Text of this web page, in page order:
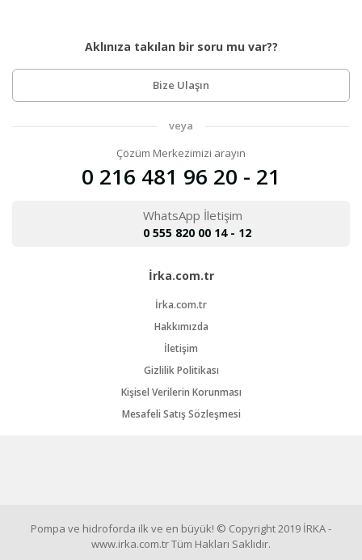
Aklınıza takılan bir soru mu var??
Bize Ulaşın
veya
Çözüm Merkezimizi arayın
0 216 481 96 20 - 21
WhatsApp İletişim
0 555 820 00 14 - 12
İrka.com.tr
İrka.com.tr
Hakkımızda
İletişim
Gizlilik Politikası
Kişisel Verilerin Korunması
Mesafeli Satış Sözleşmesi
Pompa ve hidroforda ilk ve en büyük! © Copyright 2019 İRKA -
www.irka.com.tr Tüm Hakları Saklıdır.